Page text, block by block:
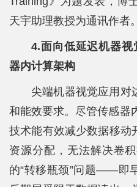
天宇助理教授为通讯作者。
4.面向低延迟机器
器内计算架构
尖端机器视觉应用对
和能效要求。尽管传感器
技术能有效减少数据移动
资源分配，无法解决卷
的“转移瓶颈”问题——即